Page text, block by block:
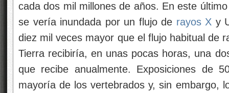
cada dos mil millones de años. En este
se vería inundada por un flujo de rayos X y
diez mil veces mayor que el flujo habitual de
Tierra recibiría, en unas pocas horas, una
que recibe anualmente. Exposiciones de
mayoría de los vertebrados y, sin embargo,